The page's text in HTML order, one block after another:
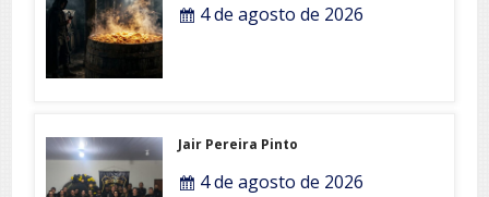
4 de agosto de 2026
Jair Pereira Pinto
4 de agosto de 2026